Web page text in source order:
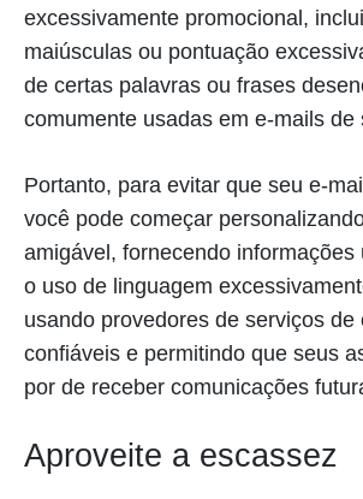
excessivamente promocional,
maiúsculas ou pontuação
de certas palavras ou frases
comumente usadas em e-mails de
Portanto, para evitar que seu e-
você pode começar
amigável, fornecendo informações
o uso de linguagem
usando provedores de serviços de
confiáveis e permitindo que seus
por de receber comunicações
Aproveite a escassez